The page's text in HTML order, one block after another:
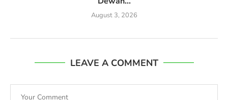
August 3, 2026
LEAVE A COMMENT